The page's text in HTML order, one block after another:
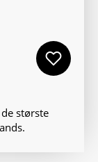
største